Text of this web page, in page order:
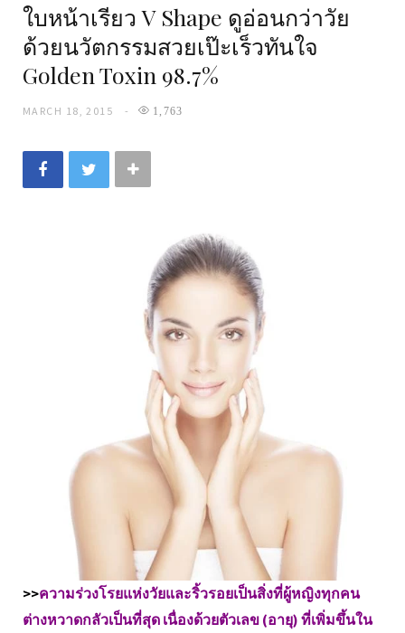
s
ใบหน้าเรียว V Shape ดูอ่อนกว่าวัย
ด้วยนวัตกรรมสวยเป๊ะเร็วทันใจ
Golden Toxin 98.7%
MARCH 18, 2015 1,763
>>ความร่วงโรยแห่งวัยและริ้วรอยเป็นสิ่งที่ผู้หญิงทุกคน
ต่างหวาดกลัวเป็นที่สุด เนื่องด้วยตัวเลข (อายุ) ที่เพิ่มขึ้นใน